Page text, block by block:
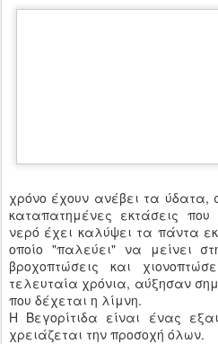
χρόνο έχουν ανέβει τα ύδατα,
καταπατημένες εκτάσεις
νερό έχει καλύψει τα πάντα
οποίο "παλεύει" να μείνει
βροχοπτώσεις και
τελευταία χρόνια, αύξησαν
που δέχεται η λίμνη.
Η Βεγορίτιδα είναι ένας
χρειάζεται την προσοχή όλων.